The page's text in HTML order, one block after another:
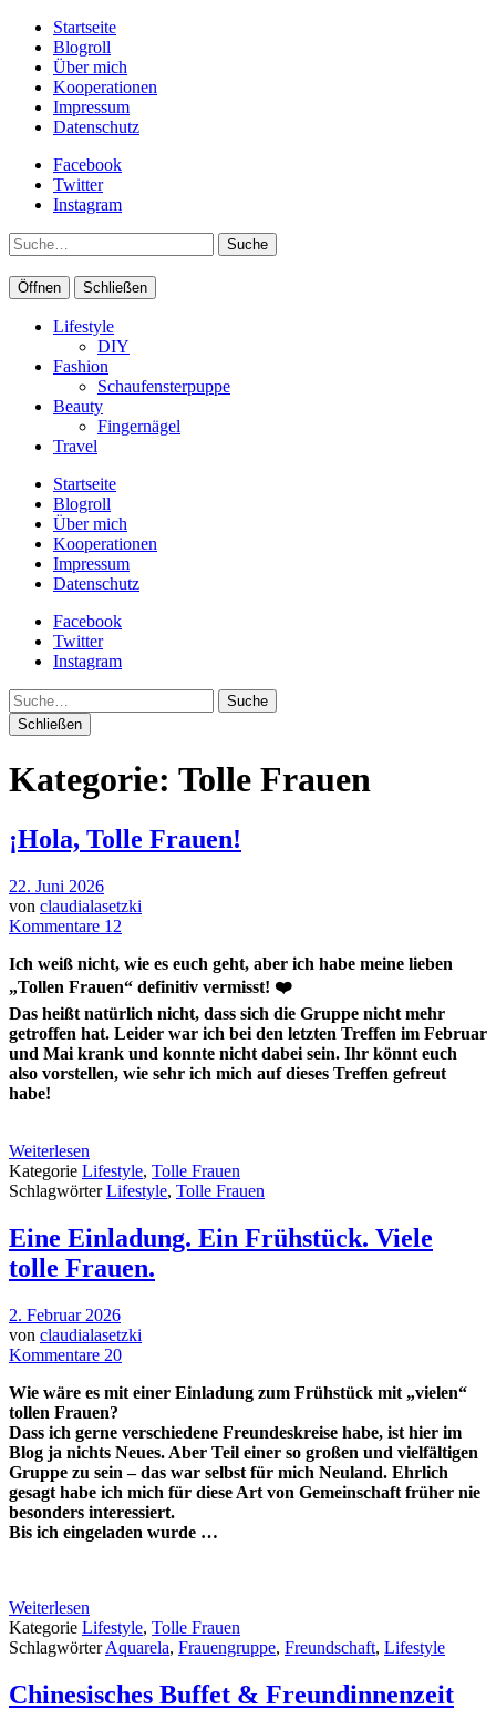
Startseite
Blogroll
Über mich
Kooperationen
Impressum
Datenschutz
Facebook
Twitter
Instagram
Suche
Öffnen Schließen
Lifestyle
DIY
Fashion
Schaufensterpuppe
Beauty
Fingernägel
Travel
Startseite
Blogroll
Über mich
Kooperationen
Impressum
Datenschutz
Facebook
Twitter
Instagram
Suche
Schließen
Kategorie: Tolle Frauen
¡Hola, Tolle Frauen!
22. Juni 2026
von claudialasetzki
Kommentare 12
Ich weiß nicht, wie es euch geht, aber ich habe meine lieben
„Tollen Frauen“ definitiv vermisst! ❤️
Das heißt natürlich nicht, dass sich die Gruppe nicht mehr
getroffen hat. Leider war ich bei den letzten Treffen im Februar
und Mai krank und konnte nicht dabei sein. Ihr könnt euch
also vorstellen, wie sehr ich mich auf dieses Treffen gefreut
habe!
Weiterlesen
Kategorie Lifestyle, Tolle Frauen
SchlagwörterLifestyle, Tolle Frauen
Eine Einladung. Ein Frühstück. Viele
tolle Frauen.
2. Februar 2026
von claudialasetzki
Kommentare 20
Wie wäre es mit einer Einladung zum Frühstück mit „vielen“
tollen Frauen?
Dass ich gerne verschiedene Freundeskreise habe, ist hier im
Blog ja nichts Neues. Aber Teil einer so großen und vielfältigen
Gruppe zu sein – das war selbst für mich Neuland. Ehrlich
gesagt habe ich mich für diese Art von Gemeinschaft früher nie
besonders interessiert.
Bis ich eingeladen wurde …
Weiterlesen
Kategorie Lifestyle, Tolle Frauen
SchlagwörterAquarela, Frauengruppe, Freundschaft, Lifestyle
Chinesisches Buffet & Freundinnenzeit